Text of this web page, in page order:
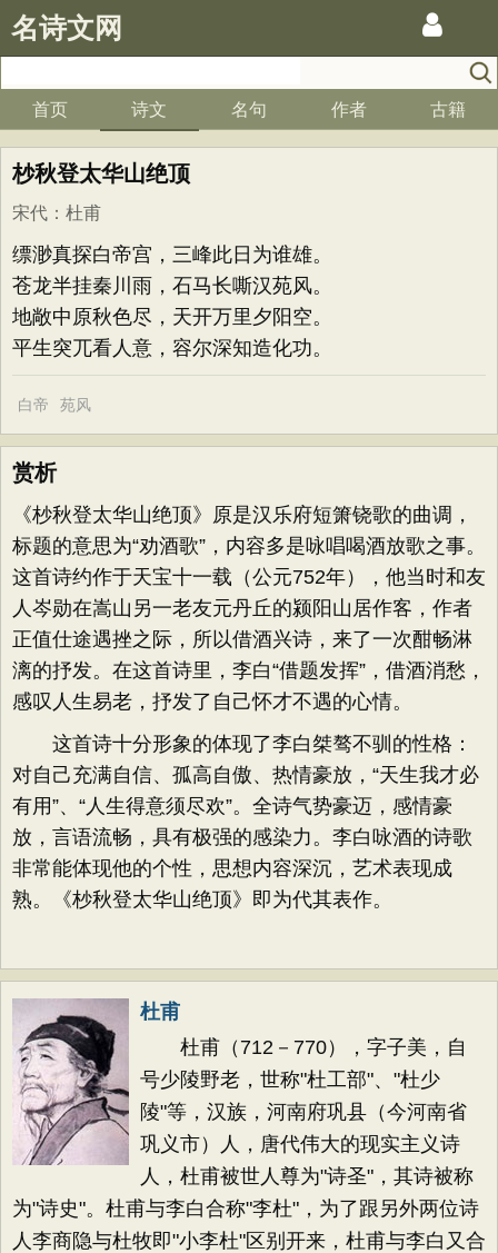
名诗文网
首页 诗文 名句 作者 古籍
杪秋登太华山绝顶
宋代 ： 杜甫
缥渺真探白帝宫，三峰此日为谁雄。
苍龙半挂秦川雨，石马长嘶汉苑风。
地敞中原秋色尽，天开万里夕阳空。
平生突兀看人意，容尔深知造化功。
白帝 苑风
赏析
《杪秋登太华山绝顶》原是汉乐府短箫铙歌的曲调，
标题的意思为“劝酒歌”，内容多是咏唱喝酒放歌之事。
这首诗约作于天宝十一载（公元752年），他当时和友
人岑勋在嵩山另一老友元丹丘的颍阳山居作客，作者
正值仕途遇挫之际，所以借酒兴诗，来了一次酣畅淋
漓的抒发。在这首诗里，李白“借题发挥”，借酒消愁，
感叹人生易老，抒发了自己怀才不遇的心情。
这首诗十分形象的体现了李白桀骜不驯的性格：
对自己充满自信、孤高自傲、热情豪放，“天生我才必
有用”、“人生得意须尽欢”。全诗气势豪迈，感情豪
放，言语流畅，具有极强的感染力。李白咏酒的诗歌
非常能体现他的个性，思想内容深沉，艺术表现成
熟。《杪秋登太华山绝顶》即为代其表作。
杜甫
杜甫（712－770），字子美，自
号少陵野老，世称"杜工部"、"杜少
陵"等，汉族，河南府巩县（今河南省
巩义市）人，唐代伟大的现实主义诗
人，杜甫被世人尊为"诗圣"，其诗被称
为"诗史"。杜甫与李白合称"李杜"，为了跟另外两位诗
人李商隐与杜牧即"小李杜"区别开来，杜甫与李白又合